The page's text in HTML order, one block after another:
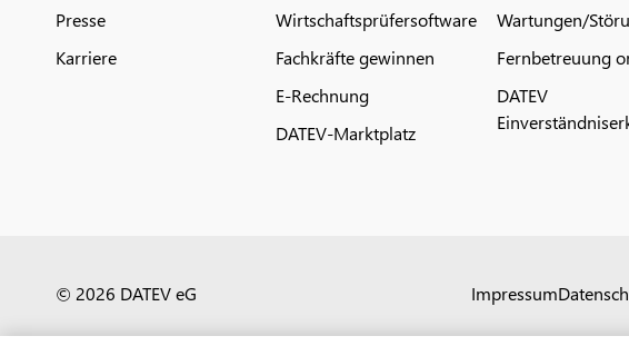
Presse
Karriere
Wirtschaftsprüfersoftware
Fachkräfte gewinnen
E-Rechnung
DATEV-Marktplatz
Wartungen/
Fernbetreuung
DATEV
© 2026 DATEV eG Impressum